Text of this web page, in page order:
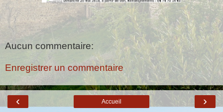
Aucun commentaire:
Enregistrer un commentaire
‹ ›
Accueil